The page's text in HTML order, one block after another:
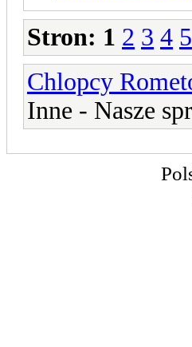
Stron: 1 2 3 4 5
Chlopcy
Inne - Nasze